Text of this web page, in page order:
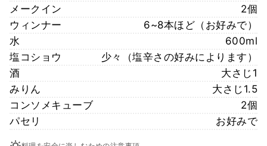
メークイン
2個
ウィンナー
6~8本ほど（お好みで）
水
600ml
塩コショウ
少々（塩辛さの好みによります）
酒
大さじ1
みりん
大さじ1.5
コンソメキューブ
2個
パセリ
お好みで